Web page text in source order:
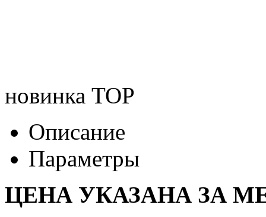
новинка TOP
Описание
Параметры
ЦЕНА УКАЗАНА ЗА